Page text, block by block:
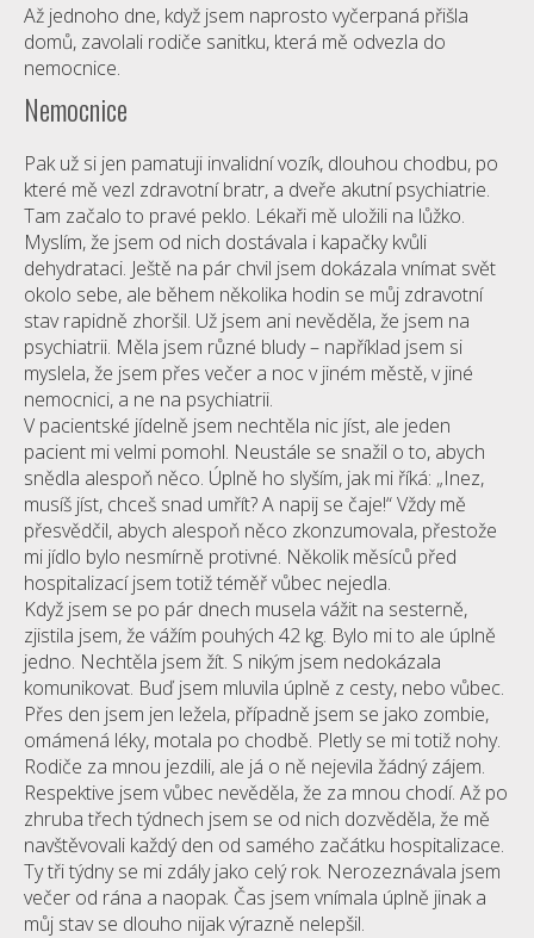
Až jednoho dne, když jsem naprosto vyčerpaná přišla
domů, zavolali rodiče sanitku, která mě odvezla do
nemocnice.
Nemocnice
Pak už si jen pamatuji invalidní vozík, dlouhou chodbu, po
které mě vezl zdravotní bratr, a dveře akutní psychiatrie.
Tam začalo to pravé peklo. Lékaři mě uložili na lůžko.
Myslím, že jsem od nich dostávala i kapačky kvůli
dehydrataci. Ještě na pár chvil jsem dokázala vnímat svět
okolo sebe, ale během několika hodin se můj zdravotní
stav rapidně zhoršil. Už jsem ani nevěděla, že jsem na
psychiatrii. Měla jsem různé bludy – například jsem si
myslela, že jsem přes večer a noc v jiném městě, v jiné
nemocnici, a ne na psychiatrii.
V pacientské jídelně jsem nechtěla nic jíst, ale jeden
pacient mi velmi pomohl. Neustále se snažil o to, abych
snědla alespoň něco. Úplně ho slyším, jak mi říká: „Inez,
musíš jíst, chceš snad umřít? A napij se čaje!“ Vždy mě
přesvědčil, abych alespoň něco zkonzumovala, přestože
mi jídlo bylo nesmírně protivné. Několik měsíců před
hospitalizací jsem totiž téměř vůbec nejedla.
Když jsem se po pár dnech musela vážit na sesterně,
zjistila jsem, že vážím pouhých 42 kg. Bylo mi to ale úplně
jedno. Nechtěla jsem žít. S nikým jsem nedokázala
komunikovat. Buď jsem mluvila úplně z cesty, nebo vůbec.
Přes den jsem jen ležela, případně jsem se jako zombie,
omámená léky, motala po chodbě. Pletly se mi totiž nohy.
Rodiče za mnou jezdili, ale já o ně nejevila žádný zájem.
Respektive jsem vůbec nevěděla, že za mnou chodí. Až po
zhruba třech týdnech jsem se od nich dozvěděla, že mě
navštěvovali každý den od samého začátku hospitalizace.
Ty tři týdny se mi zdály jako celý rok. Nerozeznávala jsem
večer od rána a naopak. Čas jsem vnímala úplně jinak a
můj stav se dlouho nijak výrazně nelepšil.